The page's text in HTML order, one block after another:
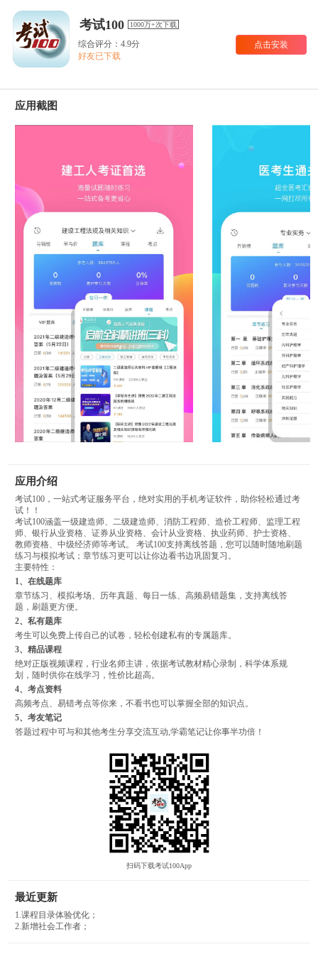
考试100 1000万+次下载
综合评分：4.9分
好友已下载
点击安装
应用截图
应用介绍
考试100，一站式考证服务平台，绝对实用的手机考证软件，助你轻松通过考
试！！
考试100涵盖一级建造师、二级建造师、消防工程师、造价工程师、监理工程
师、银行从业资格、证券从业资格、会计从业资格、执业药师、护士资格、
教师资格、中级经济师等考试。 考试100支持离线答题，您可以随时随地刷题
练习与模拟考试；章节练习更可以让你边看书边巩固复习。
主要特性：
1、在线题库
章节练习、模拟考场、历年真题、每日一练、高频易错题集，支持离线答
题，刷题更方便。
2、私有题库
考生可以免费上传自己的试卷，轻松创建私有的专属题库。
3、精品课程
绝对正版视频课程，行业名师主讲，依据考试教材精心录制，科学体系规
划，随时供你在线学习，性价比超高。
4、考点资料
高频考点、易错考点等你来，不看书也可以掌握全部的知识点。
5、考友笔记
答题过程中可与和其他考生分享交流互动,学霸笔记让你事半功倍！
扫码下载考试100App
最近更新
1.课程目录体验优化；
2.新增社会工作者；